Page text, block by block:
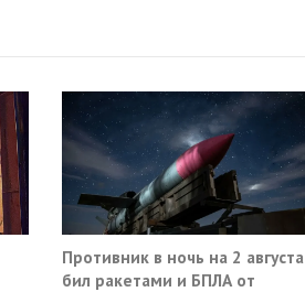
Противник в ночь на 2 августа
бил ракетами и БПЛА от